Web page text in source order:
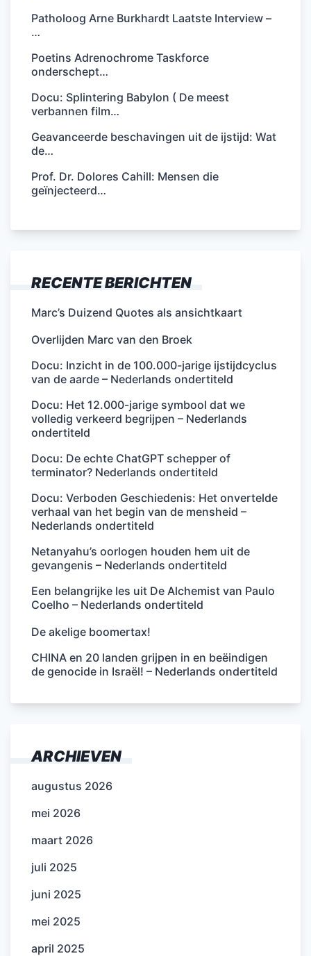
Patholoog Arne Burkhardt Laatste Interview –
…
Poetins Adrenochrome Taskforce
onderschept…
Docu: Splintering Babylon ( De meest
verbannen film…
Geavanceerde beschavingen uit de ijstijd: Wat
de…
Prof. Dr. Dolores Cahill: Mensen die
geïnjecteerd…
RECENTE BERICHTEN
Marc’s Duizend Quotes als ansichtkaart
Overlijden Marc van den Broek
Docu: Inzicht in de 100.000-jarige ijstijdcyclus
van de aarde – Nederlands ondertiteld
Docu: Het 12.000-jarige symbool dat we
volledig verkeerd begrijpen – Nederlands
ondertiteld
Docu: De echte ChatGPT schepper of
terminator? Nederlands ondertiteld
Docu: Verboden Geschiedenis: Het onvertelde
verhaal van het begin van de mensheid –
Nederlands ondertiteld
Netanyahu’s oorlogen houden hem uit de
gevangenis – Nederlands ondertiteld
Een belangrijke les uit De Alchemist van Paulo
Coelho – Nederlands ondertiteld
De akelige boomertax!
CHINA en 20 landen grijpen in en beëindigen
de genocide in Israël! – Nederlands ondertiteld
ARCHIEVEN
augustus 2026
mei 2026
maart 2026
juli 2025
juni 2025
mei 2025
april 2025